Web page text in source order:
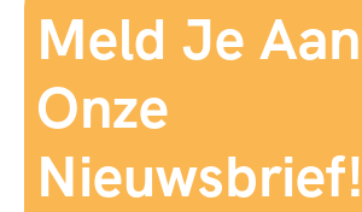
Meld Je
Onze
Nieuwsbrief!